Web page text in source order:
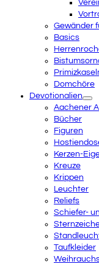
Gewänder
Basics
Domchöre
Devotionalien
Aachener
Bücher
Figuren
Kerzen-
Kreuze
Krippen
Leuchter
Reliefs
Schiefer-
Taufkleider